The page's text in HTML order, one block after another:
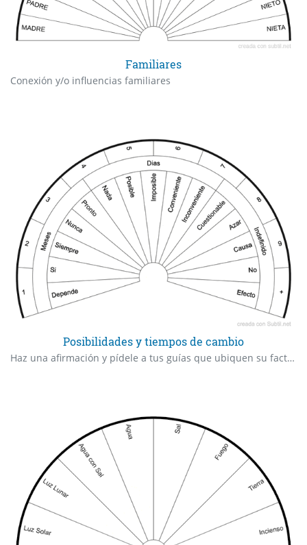
Familiares
Conexión y/o influencias familiares
Posibilidades y tiempos de cambio
Haz una afirmación y pídele a tus guías que ubiquen su factibididad en el biometro. Puedes preguntar en cuanto tiempo tendrá efecto